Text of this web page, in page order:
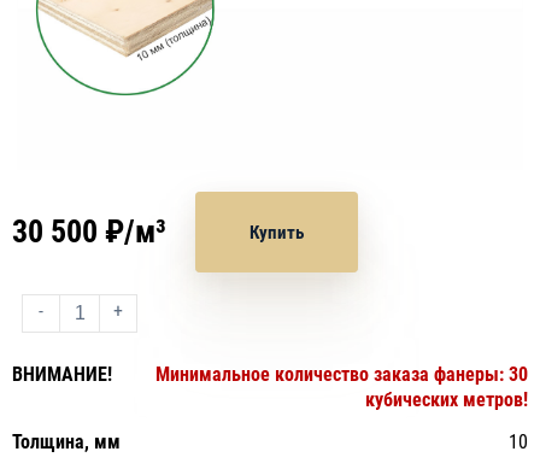
30 500 ₽/м³ Купить
- +
ВНИМАНИE!
Минимальное количество заказа фанеры: 30
кубических метров!
Толщина, мм
10